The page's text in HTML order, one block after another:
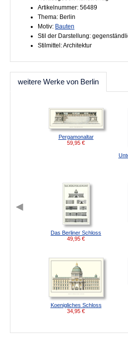
Artikelnummer: 56489
Thema: Berlin
Motiv: Bauten
Stil der Darstellung:
Stilmittel: Architektur
weitere Werke von Berlin
Pergamonaltar
59,95 €
Das Berliner Schloss
49,95 €
Koenigliches Schloss
34,95 €